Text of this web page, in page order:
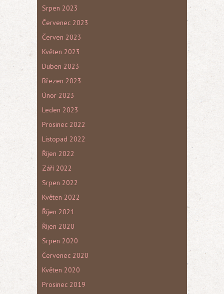
Srpen 2023
Červenec 2023
Červen 2023
Květen 2023
Duben 2023
Březen 2023
Únor 2023
Leden 2023
Prosinec 2022
Listopad 2022
Říjen 2022
Září 2022
Srpen 2022
Květen 2022
Říjen 2021
Říjen 2020
Srpen 2020
Červenec 2020
Květen 2020
Prosinec 2019